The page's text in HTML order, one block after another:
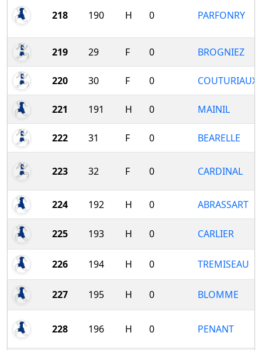
218 190 H 0 PARFONRY
219 29 F 0 BROGNIEZ
220 30 F 0 COUTURIAUX
221 191 H 0 MAINIL
222 31 F 0 BEARELLE
223 32 F 0 CARDINAL
224 192 H 0 ABRASSART
225 193 H 0 CARLIER
226 194 H 0 TREMISEAU
227 195 H 0 BLOMME
228 196 H 0 PENANT